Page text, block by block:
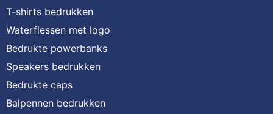
T-shirts bedrukken
Waterflessen met logo
Bedrukte powerbanks
Speakers bedrukken
Bedrukte caps
Balpennen bedrukken